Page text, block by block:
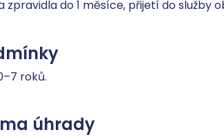
zpravidla do 1 měsíce, přijetí do služby
roků.
úhrady